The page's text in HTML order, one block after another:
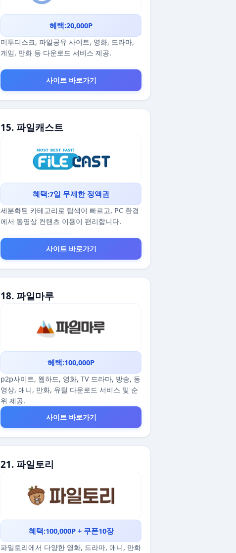
혜택:20,000P
미투디스크, 파일공유 사이트, 영화, 드라마,
게임, 만화 등 다운로드 서비스 제공.
사이트 바로가기
15. 파일캐스트
혜택:7일 무제한 정액권
세분화된 카테고리로 탐색이 빠르고, PC 환경
에서 동영상 컨텐츠 이용이 편리합니다.
사이트 바로가기
18. 파일마루
혜택:100,000P
p2p사이트, 웹하드, 영화, TV 드라마, 방송, 동
영상, 애니, 만화, 유틸 다운로드 서비스 및 순
위 제공.
사이트 바로가기
21. 파일토리
혜택:100,000P + 쿠폰10장
파일토리에서 다양한 영화, 드라마, 애니, 만화